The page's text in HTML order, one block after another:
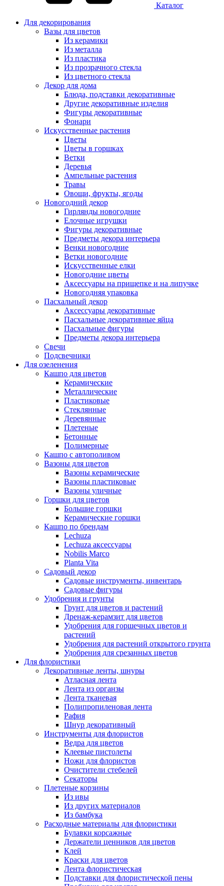
Каталог
Для декорирования
Вазы для цветов
Из керамики
Из металла
Из пластика
Из прозрачного стекла
Из цветного стекла
Декор для дома
Блюда, подставки декоративные
Другие декоративные изделия
Фигуры декоративные
Фонари
Искусственные растения
Цветы
Цветы в горшках
Ветки
Деревья
Ампельные растения
Травы
Овощи, фрукты, ягоды
Новогодний декор
Гирлянды новогодние
Елочные игрушки
Фигуры декоративные
Предметы декора интерьера
Венки новогодние
Ветки новогодние
Искусственные елки
Новогодние цветы
Аксессуары на прищепке и на липучке
Новогодняя упаковка
Пасхальный декор
Аксессуары декоративные
Пасхальные декоративные яйца
Пасхальные фигуры
Предметы декора интерьера
Свечи
Подсвечники
Для озеленения
Кашпо для цветов
Керамические
Металлические
Пластиковые
Стеклянные
Деревянные
Плетеные
Бетонные
Полимерные
Кашпо с автополивом
Вазоны для цветов
Вазоны керамические
Вазоны пластиковые
Вазоны уличные
Горшки для цветов
Большие горшки
Керамические горшки
Кашпо по брендам
Lechuza
Lechuza аксессуары
Nobilis Marco
Planta Vita
Садовый декор
Садовые инструменты, инвентарь
Садовые фигуры
Удобрения и грунты
Грунт для цветов и растений
Дренаж-керамзит для цветов
Удобрения для горшечных цветов и
растений
Удобрения для растений открытого грунта
Удобрения для срезанных цветов
Для флористики
Декоративные ленты, шнуры
Атласная лента
Лента из органзы
Лента тканевая
Полипропиленовая лента
Рафия
Шнур декоративный
Инструменты для флористов
Ведра для цветов
Клеевые пистолеты
Ножи для флористов
Очистители стебелей
Секаторы
Плетеные корзины
Из ивы
Из других материалов
Из бамбука
Расходные материалы для флористики
Булавки корсажные
Держатели ценников для цветов
Клей
Краски для цветов
Лента флористическая
Подставки для флористической пены